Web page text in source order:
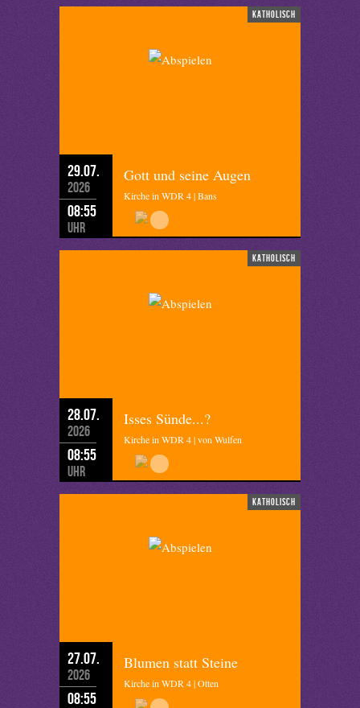
katholisch
29.07.
2026
08:55
Uhr
Gott und seine Augen
Kirche in WDR 4 | Bans
katholisch
28.07.
2026
08:55
Uhr
Isses Sünde...?
Kirche in WDR 4 | von Wulfen
katholisch
27.07.
2026
08:55
Blumen statt Steine
Kirche in WDR 4 | Otten